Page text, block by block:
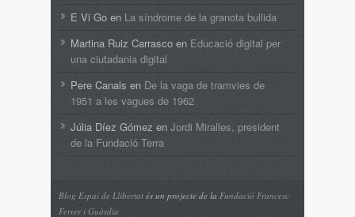
E Vi Go en La síndrome de la granota bullida
Martina Ruiz Carrasco en Educació digital per
una ciutadania digital
Pere Canals en De la vaga de tramvies de
1951 a les vagues de 1962
Júlia Díez Gómez en Jordi Miralles, president
de la Fundació Terra
Blog Espai de Llibertat és un projecte de la Fundació Francesc
Ferrer i Guàrdia